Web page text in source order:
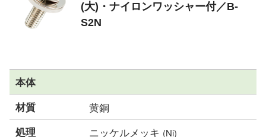
ログイン
注文・見積りについて
お問い合わせ窓口
会社情報
(大)・ナイロンワッシャー付／B-
S2N
本体
材質
黄銅
処理 ニッケルメッキ (Ni)